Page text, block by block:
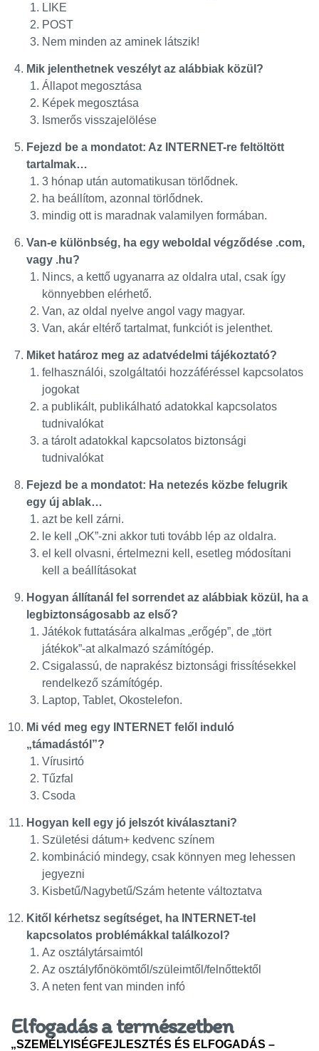
LIKE
POST
Nem minden az aminek látszik!
Mik jelenthetnek veszélyt az alábbiak közül?
Állapot megosztása
Képek megosztása
Ismerős visszajelölése
Fejezd be a mondatot: Az INTERNET-re feltöltött
tartalmak…
3 hónap után automatikusan törlődnek.
ha beállítom, azonnal törlődnek.
mindig ott is maradnak valamilyen formában.
Van-e különbség, ha egy weboldal végződése .com,
vagy .hu?
Nincs, a kettő ugyanarra az oldalra utal, csak így
könnyebben elérhető.
Van, az oldal nyelve angol vagy magyar.
Van, akár eltérő tartalmat, funkciót is jelenthet.
Miket határoz meg az adatvédelmi tájékoztató?
felhasználói, szolgáltatói hozzáféréssel kapcsolatos
jogokat
a publikált, publikálható adatokkal kapcsolatos
tudnivalókat
a tárolt adatokkal kapcsolatos biztonsági
tudnivalókat
Fejezd be a mondatot: Ha netezés közbe felugrik
egy új ablak…
azt be kell zárni.
le kell „OK”-zni akkor tuti tovább lép az oldalra.
el kell olvasni, értelmezni kell, esetleg módosítani
kell a beállításokat
Hogyan állítanál fel sorrendet az alábbiak közül, ha a
legbiztonságosabb az első?
Játékok futtatására alkalmas „erőgép”, de „tört
játékok”-at alkalmazó számítógép.
Csigalassú, de naprakész biztonsági frissítésekkel
rendelkező számítógép.
Laptop, Tablet, Okostelefon.
Mi véd meg egy INTERNET felől induló
„támadástól”?
Vírusirtó
Tűzfal
Csoda
Hogyan kell egy jó jelszót kiválasztani?
Születési dátum+ kedvenc színem
kombináció mindegy, csak könnyen meg lehessen
jegyezni
Kisbetű/Nagybetű/Szám hetente változtatva
Kitől kérhetsz segítséget, ha INTERNET-tel
kapcsolatos problémákkal találkozol?
Az osztálytársaimtól
Az osztályfőnökömtől/szüleimtől/felnőttektől
A neten fent van minden infó
Elfogadás a természetben
„SZEMÉLYISÉGFEJLESZTÉS ÉS ELFOGADÁS –